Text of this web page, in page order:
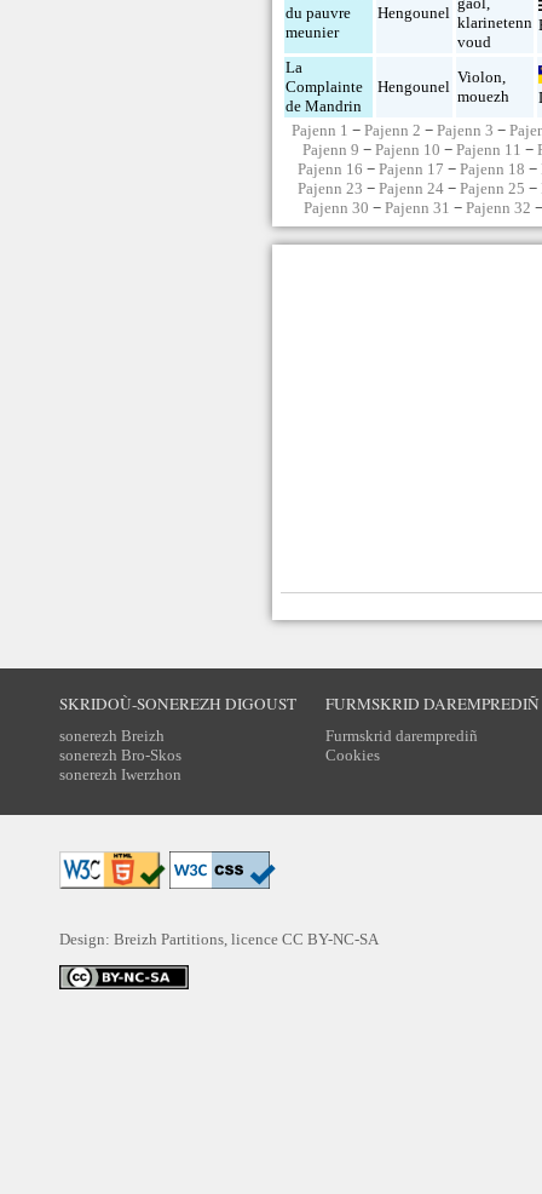
du pauvre
meunier
Hengounel
klarinetenn
voud
La
Complainte
de Mandrin
Hengounel
Violon,
mouezh
Pajenn 1 − Pajenn 2 − Pajenn 3 −
Pajenn 9 − Pajenn 10 − Pajenn 11 −
Pajenn 16 −Pajenn 17 −Pajenn 18 −
Pajenn 23 −Pajenn 24 −Pajenn 25 −
Pajenn 30 −Pajenn 31 −Pajenn 32
SKRIDOÙ-SONEREZH DIGOUST
sonerezh Breizh
sonerezh Bro-Skos
sonerezh Iwerzhon
FURMSKRID DAREMPREDIÑ
Furmskrid daremprediñ
Cookies
Design: Breizh Partitions, licence CC BY-NC-SA